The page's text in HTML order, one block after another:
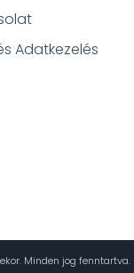
Adatkezelés
Minden jog fenntartva.